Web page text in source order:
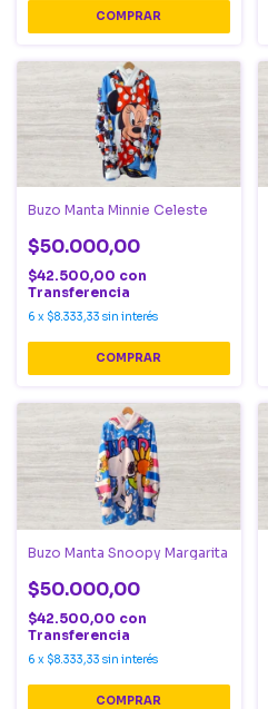
COMPRAR
Buzo Manta Minnie Celeste
$50.000,00
$42.500,00 con
Transferencia
6 x $8.333,33 sin interés
COMPRAR
Buzo Manta Snoopy Margarita
$50.000,00
$42.500,00 con
Transferencia
6 x $8.333,33 sin interés
COMPRAR